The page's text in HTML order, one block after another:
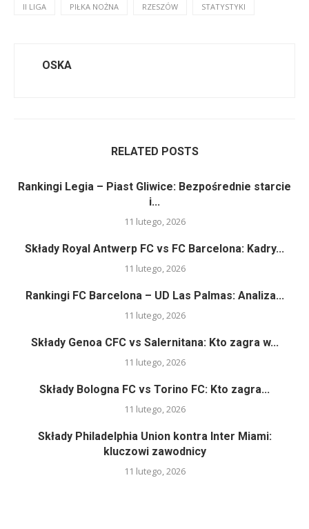
II LIGA PIŁKA NOŻNA RZESZÓW STATYSTYKI
OSKA
RELATED POSTS
Rankingi Legia – Piast Gliwice: Bezpośrednie starcie
i...
11 lutego, 2026
Składy Royal Antwerp FC vs FC Barcelona: Kadry...
11 lutego, 2026
Rankingi FC Barcelona – UD Las Palmas: Analiza...
11 lutego, 2026
Składy Genoa CFC vs Salernitana: Kto zagra w...
11 lutego, 2026
Składy Bologna FC vs Torino FC: Kto zagra...
11 lutego, 2026
Składy Philadelphia Union kontra Inter Miami:
kluczowi zawodnicy
11 lutego, 2026